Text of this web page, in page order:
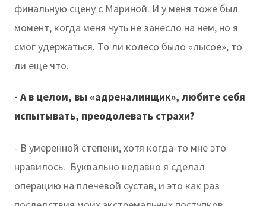
финальную сцену с Мариной. И у меня тоже был
момент, когда меня чуть не занесло на нем, но я
смог удержаться. То ли колесо было «лысое», то
ли еще что.
- А в целом, вы «адреналинщик», любите себя
испытывать, преодолевать страхи?
- В умеренной степени, хотя когда-то мне это
нравилось. Буквально недавно я сделал
операцию на плечевой сустав, и это как раз